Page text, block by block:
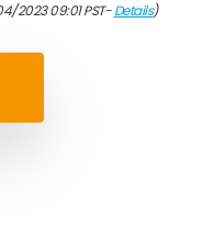
2023 09:01 PST-Details)